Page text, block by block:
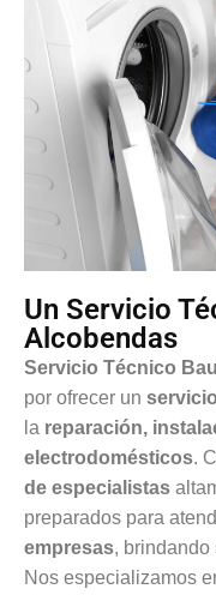
Un Servicio
Alcobendas
Servicio Técnico
por ofrecer un
la reparación,
electrodomésticos.
de especialistas
preparados para
empresas, brindando
Nos especializamos